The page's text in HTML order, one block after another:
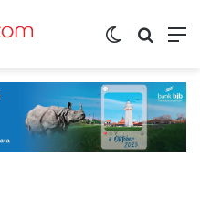
Switch skin